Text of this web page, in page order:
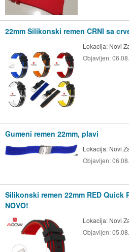
22mm Silikonski remen CRNI sa
Lokacija: Novi
Objavljen:
Gumeni remen 22mm, plavi
Lokacija: Novi
Objavljen:
Silikonski remen 22mm RED Quick
NOVO!
Lokacija: Novi
Objavljen: